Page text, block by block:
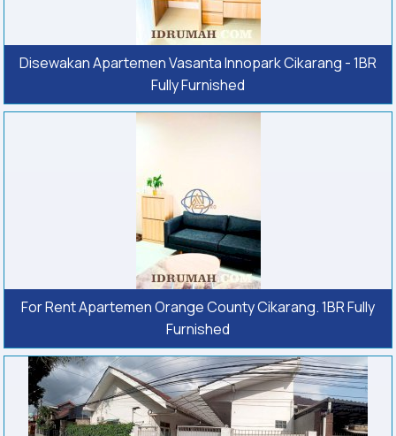
Disewakan Apartemen Vasanta Innopark Cikarang - 1BR
Fully Furnished
For Rent Apartemen Orange County Cikarang. 1BR Fully
Furnished